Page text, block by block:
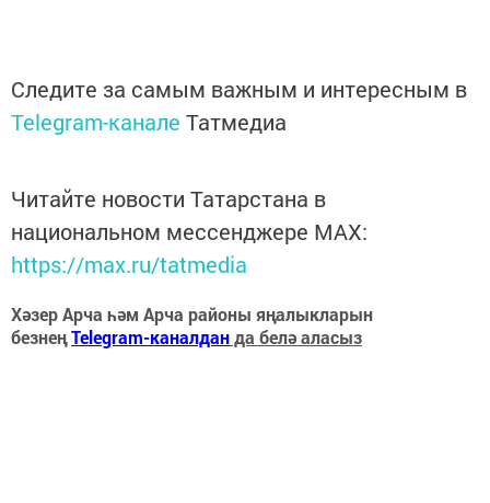
Следите за самым важным и интересным в
Telegram-канале Татмедиа
Читайте новости Татарстана в
национальном мессенджере MАХ:
https://max.ru/tatmedia
Хәзер Арча һәм Арча районы яңалыкларын
безнеңTelegram-каналданда белә аласыз